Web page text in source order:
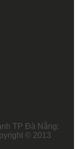
TP Đà Nẵng:
© 2013